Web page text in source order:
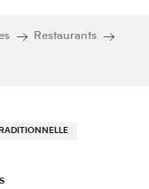
Restaurants